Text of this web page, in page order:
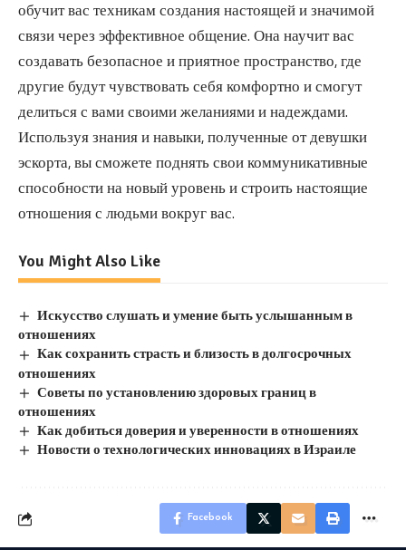
обучит вас техникам создания настоящей и значимой
связи через эффективное общение. Она научит вас
создавать безопасное и приятное пространство, где
другие будут чувствовать себя комфортно и смогут
делиться с вами своими желаниями и надеждами.
Используя знания и навыки, полученные от девушки
эскорта, вы сможете поднять свои коммуникативные
способности на новый уровень и строить настоящие
отношения с людьми вокруг вас.
You Might Also Like
Искусство слушать и умение быть услышанным в
отношениях
Как сохранить страсть и близость в долгосрочных
отношениях
Советы по установлению здоровых границ в
отношениях
Как добиться доверия и уверенности в отношениях
Новости о технологических инновациях в Израиле
Facebook